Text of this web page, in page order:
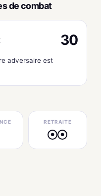
de combat
30
adversaire est
RETRAITE
● ●